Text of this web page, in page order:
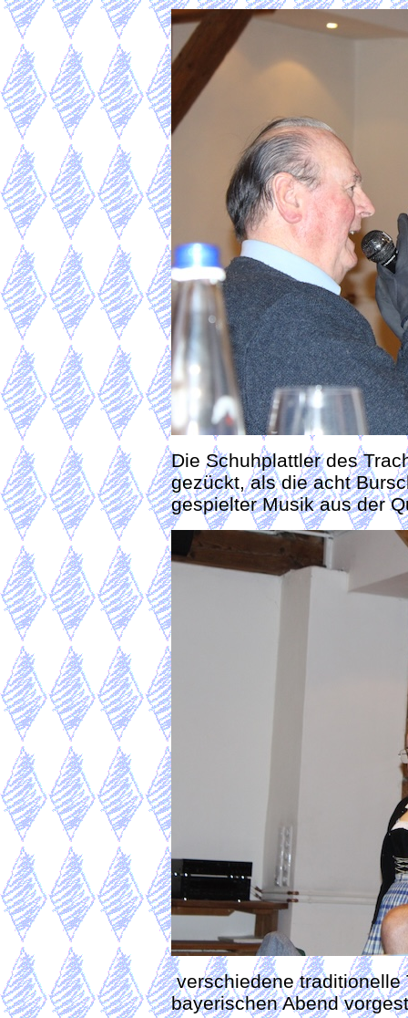
Die Schuhplattler des
gezückt, als die acht
gespielter Musik aus der
verschiedene traditionelle
bayerischen Abend